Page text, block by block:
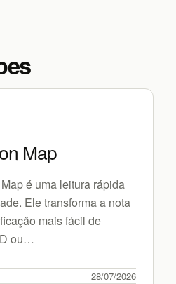
Map
é uma leitura rápida
Ele transforma a nota
mais fácil de
D ou…
28/07/2026